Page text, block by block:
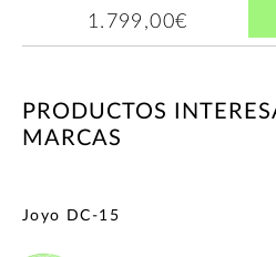
1.799,00€
PRODUCTOS
MARCAS
Joyo DC-15